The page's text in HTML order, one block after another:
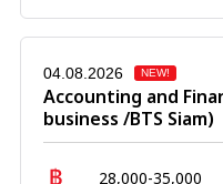
04.08.2026 NEW!
Accounting and
business /BTS Siam)